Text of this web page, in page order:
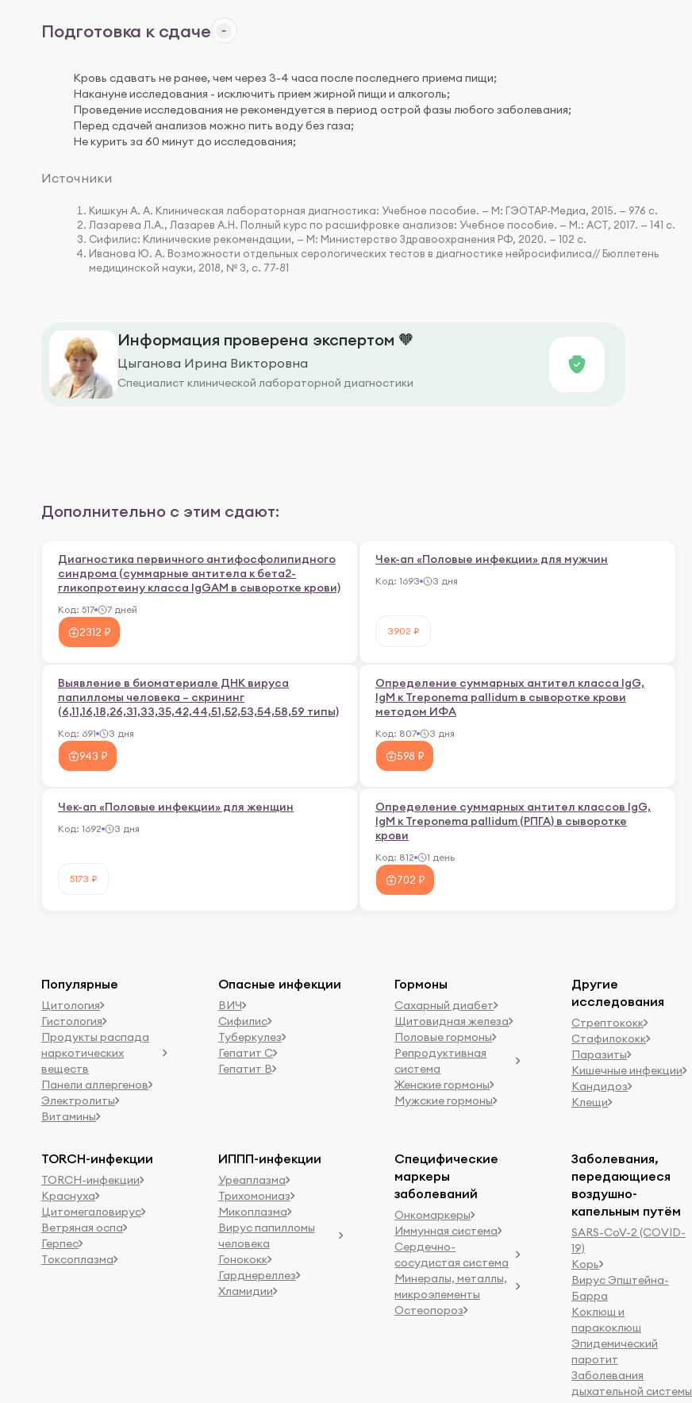
Подготовка к сдаче
Кровь сдавать не ранее, чем через 3-4 часа после последнего приема пищи;
Накануне исследования - исключить прием жирной пищи и алкоголь;
Проведение исследования не рекомендуется в период острой фазы любого заболевания;
Перед сдачей анализов можно пить воду без газа;
Не курить за 60 минут до исследования;
Источники
Кишкун А. А. Клиническая лабораторная диагностика: Учебное пособие. — М: ГЭОТАР-Медиа, 2015. — 976 с.
Лазарева Л.А., Лазарев А.Н. Полный курс по расшифровке анализов: Учебное пособие. — М.: АСТ, 2017. — 141 с.
Сифилис: Клинические рекомендации, — М: Министерство Здравоохранения РФ, 2020. — 102 с.
Иванова Ю. А. Возможности отдельных серологических тестов в диагностике нейросифилиса// Бюллетень
медицинской науки, 2018, № 3, с. 77-81
Информация проверена экспертом 🧡
Цыганова Ирина Викторовна
Специалист клинической лабораторной диагностики
Дополнительно с этим сдают:
Диагностика первичного антифосфолипидного
синдрома (суммарные антитела к бета2-
гликопротеину класса IgGAM в сыворотке крови)
Код: 517 7 дней
2312 ₽
Чек-ап «Половые инфекции» для мужчин
Код: 1693 3 дня
3902 ₽
Выявление в биоматериале ДНК вируса
папилломы человека – скрининг
(6,11,16,18,26,31,33,35,42,44,51,52,53,54,58,59 типы)
Код: 691 3 дня
943 ₽
Определение суммарных антител класса IgG,
IgM к Treponema pallidum в сыворотке крови
методом ИФА
Код: 807 3 дня
598 ₽
Чек-ап «Половые инфекции» для женщин
Код: 1692 3 дня
5173 ₽
Определение суммарных антител классов IgG,
IgM к Treponema pallidum (РПГА) в сыворотке
крови
Код: 812 1 день
702 ₽
Популярные
Цитология
Гистология
Продукты распада
наркотических
веществ
Панели аллергенов
Электролиты
Витамины
Опасные инфекции
ВИЧ
Сифилис
Туберкулез
Гепатит C
Гепатит B
Гормоны
Сахарный диабет
Щитовидная железа
Половые гормоны
Репродуктивная
система
Женские гормоны
Мужские гормоны
Другие
исследования
Стрептококк
Стафилококк
Паразиты
Кишечные инфекции
Кандидоз
Клещи
TORCH-инфекции
TORCH-инфекции
Краснуха
Цитомегаловирус
Ветряная оспа
Герпес
Токсоплазма
ИППП-инфекции
Уреаплазма
Трихомониаз
Микоплазма
Вирус папилломы
человека
Гонококк
Гарднереллез
Хламидии
Специфические
маркеры
заболеваний
Онкомаркеры
Иммунная система
Сердечно-
сосудистая система
Минералы, металлы,
микроэлементы
Остеопороз
Заболевания,
передающиеся
воздушно-
капельным путём
SARS-CoV-2 (COVID-
19)
Корь
Вирус Эпштейна-
Барра
Коклюш и
паракоклюш
Эпидемический
паротит
Заболевания
дыхательной системы